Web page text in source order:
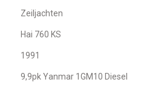
Zeiljachten
Hai 760 KS
1991
9,9pk Yanmar 1GM10 Diesel